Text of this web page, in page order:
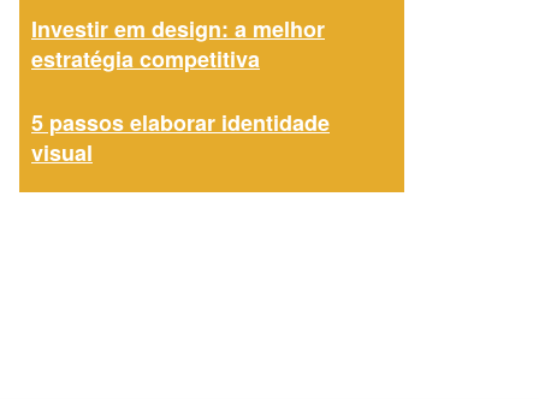
Investir em design: a melhor
estratégia competitiva
5 passos elaborar identidade
visual